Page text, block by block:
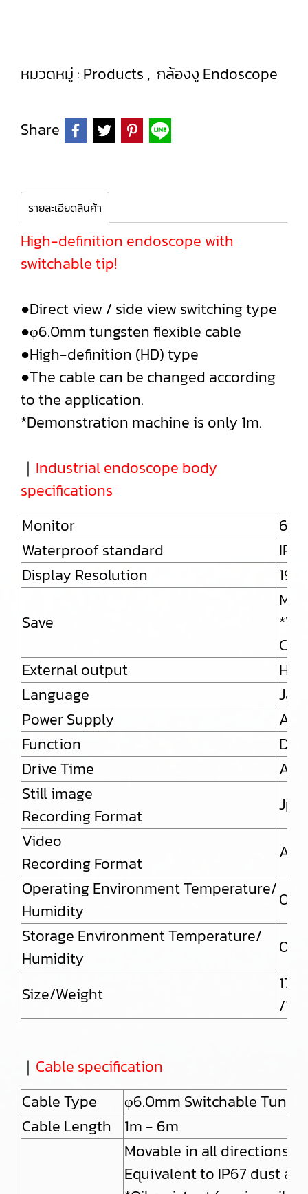
หมวดหมู่ : Products , กล้องงู Endoscope
Share
รายละเอียดสินค้า
High-definition endoscope with
switchable tip!
●Direct view / side view switching type
●φ6.0mm tungsten flexible cable
●High-definition (HD) type
●The cable can be changed according
to the application.
*Demonstration machine is only 1m.
｜ Industrial endoscope body
specifications
Monitor
6"
Waterproof standard
Display Resolution
Save
External output
Language
Power Supply
AC
Function
Drive Time
Still image
Recording Format
Video
Recording Format
AVI
Operating Environment Temperature/
Humidity
0
Storage Environment Temperature/
Humidity
0
Size/Weight
/
｜ Cable specification
Cable Type
φ6.0mm Switchable
Cable Length
1m - 6m
Movable in all directions
Equivalent to IP67 dust